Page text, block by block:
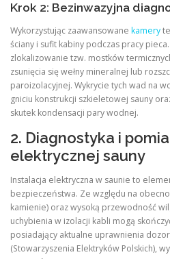
Krok 2: Bezinwazyjna
Wykorzystując zaawansowane kamery
ściany i sufit kabiny podczas pracy
zlokalizowanie tzw. mostków
zsunięcia się wełny mineralnej lub
paroizolacyjnej. Wykrycie tych wad na
gniciu konstrukcji szkieletowej sauny
skutek kondensacji pary wodnej.
2. Diagnostyka i
elektrycznej sauny
Instalacja elektryczna w saunie to
bezpieczeństwa. Ze względu na
kamienie) oraz wysoką przewodność
uchybienia w izolacji kabli mogą
posiadający aktualne uprawnienia
(Stowarzyszenia Elektryków Polskich),